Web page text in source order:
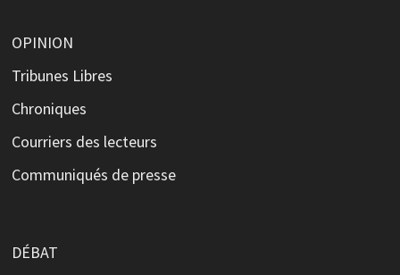
OPINION
Tribunes Libres
Chroniques
Courriers des lecteurs
Communiqués de presse
DÉBAT